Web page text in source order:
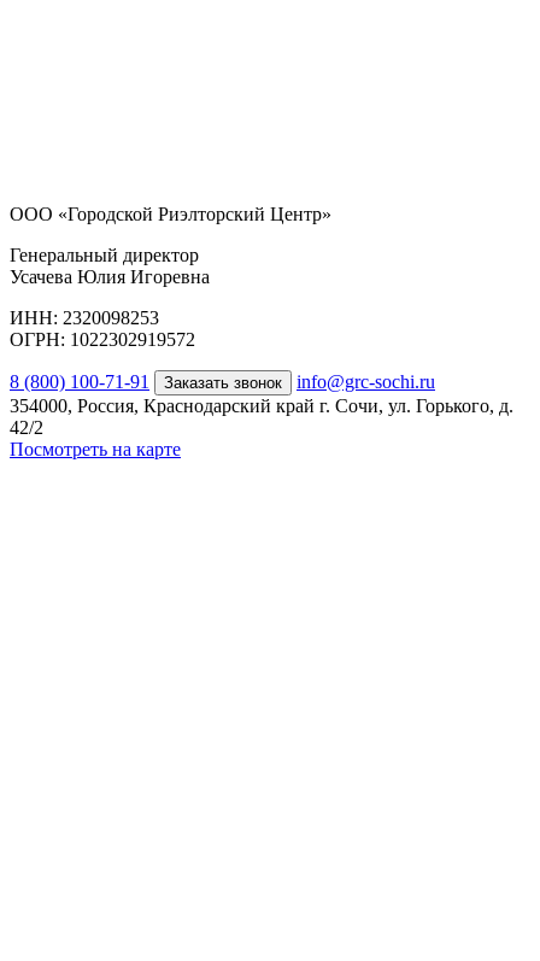
ООО «Городской Риэлторский Центр»
Генеральный директор
Усачева Юлия Игоревна
ИНН: 2320098253
ОГРН: 1022302919572
8 (800) 100-71-91 Заказать звонок
info@grc-sochi.ru
354000, Россия, Краснодарский край г. Сочи, ул. Горького, д.
42/2
Посмотреть на карте